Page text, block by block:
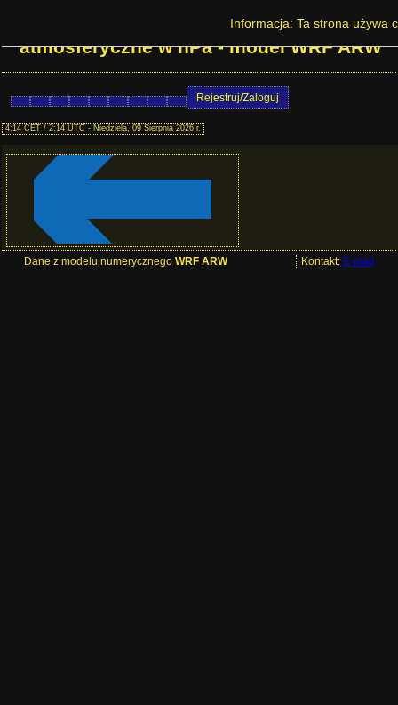
Prognoza pogody w Polsce - Ciśnienie
atmosferyczne w hPa - model WRF ARW
Rejestruj/Zaloguj
4:14 CET / 2:14 UTC - Niedziela, 09 Sierpnia 2026 r.
Dane z modelu numerycznego WRF ARW Kontakt: E-mail
Informacja: Ta strona używa